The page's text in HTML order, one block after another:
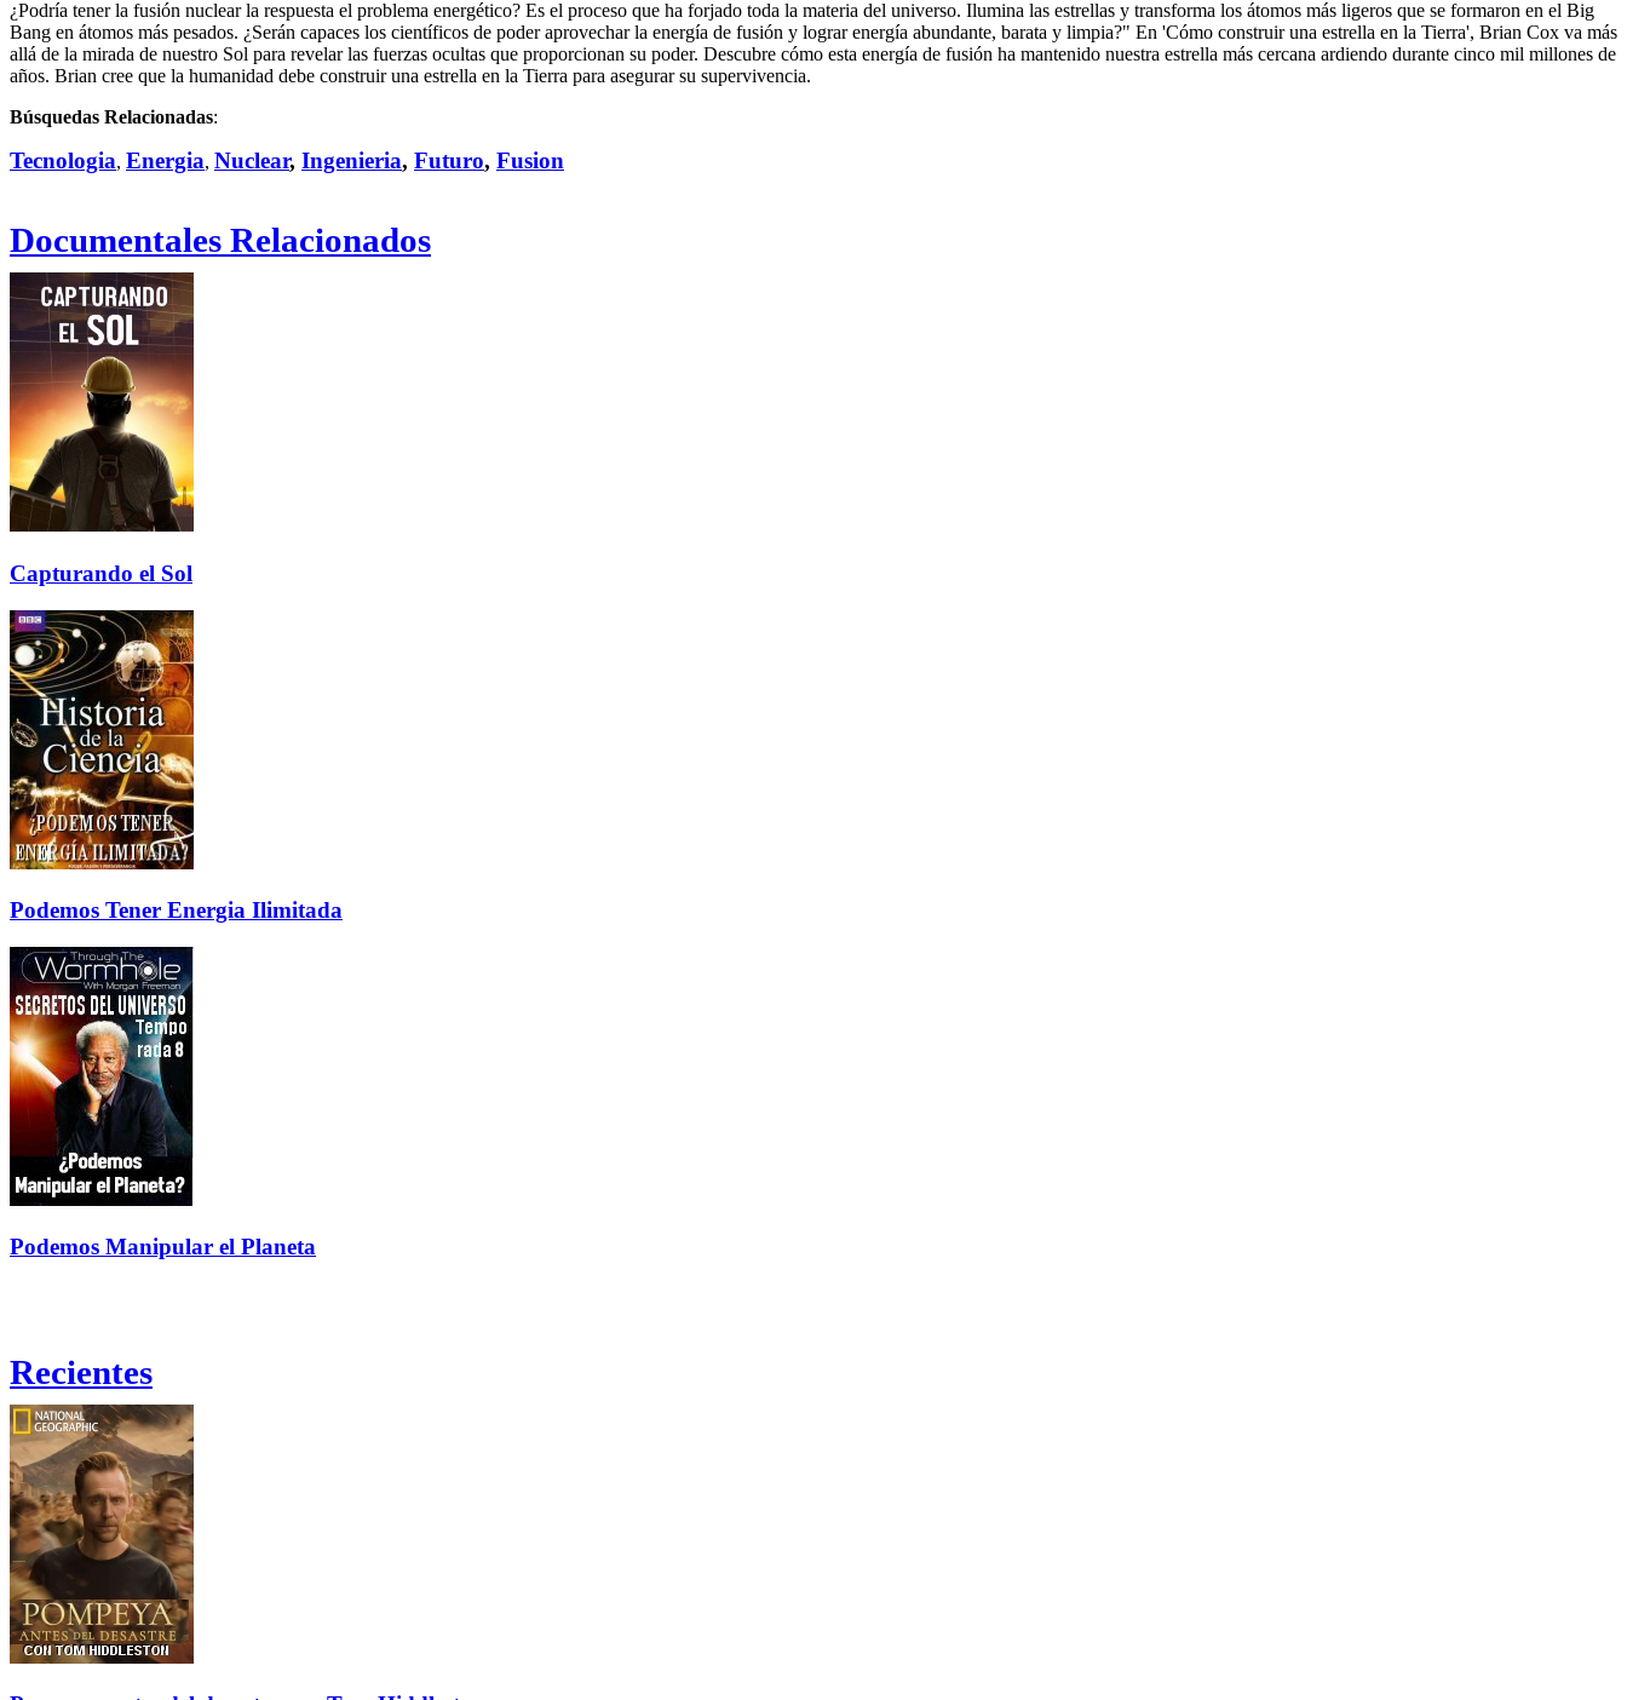
¿Podría tener la fusión nuclear la respuesta el problema energético? Es el proceso que ha forjado toda la materia del universo. Ilumina las estrellas y transforma los átomos más ligeros que se formaron en el Big
Bang en átomos más pesados. ¿Serán capaces los científicos de poder aprovechar la energía de fusión y lograr energía abundante, barata y limpia?" En 'Cómo construir una estrella en la Tierra', Brian Cox va más
allá de la mirada de nuestro Sol para revelar las fuerzas ocultas que proporcionan su poder. Descubre cómo esta energía de fusión ha mantenido nuestra estrella más cercana ardiendo durante cinco mil millones de
años. Brian cree que la humanidad debe construir una estrella en la Tierra para asegurar su supervivencia.
Búsquedas Relacionadas:
Tecnologia, Energia, Nuclear, Ingenieria, Futuro, Fusion
Documentales Relacionados
Capturando el Sol
Podemos Tener Energia Ilimitada
Podemos Manipular el Planeta
Recientes